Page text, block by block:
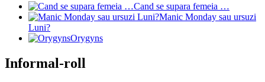
Cand se supara femeia …
Manic Monday sau ursuzi
Luni?
Orygyns
Informal-roll